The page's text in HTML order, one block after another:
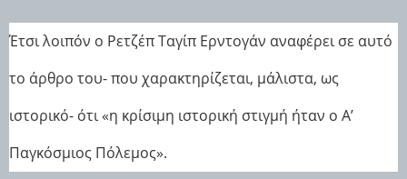
Έτσι λοιπόν ο Ρετζέπ Ταγίπ Ερντογάν αναφέρει σε αυτό
το άρθρο του- που χαρακτηρίζεται, μάλιστα, ως
ιστορικό- ότι «η κρίσιμη ιστορική στιγμή ήταν ο Α’
Παγκόσμιος Πόλεμος».